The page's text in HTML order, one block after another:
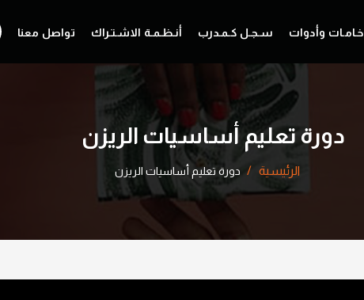
خـامـات وأدوات سـجـل كـمـدرب أنـظـمـة الاشـتـراك تواصل معنا
دورة تعليم أساسيات الريزن
الرئيسية دورة تعليم أساسيات الريزن